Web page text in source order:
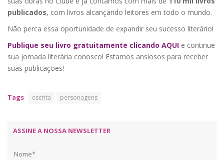
publicados, com livros alcançando leitores em todo o mundo.
Não perca essa oportunidade de expandir seu sucesso literário!
Publique seu livro gratuitamente clicando AQUI e continue
sua jornada literária conosco! Estamos ansiosos para receber
suas publicações!
Tags escrita personagens
ASSINE A NOSSA NEWSLETTER